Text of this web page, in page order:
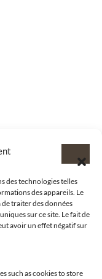
des technologies telles
des appareils. Le
traiter des données
sur ce site. Le fait de
avoir un effet négatif sur
such as cookies to store